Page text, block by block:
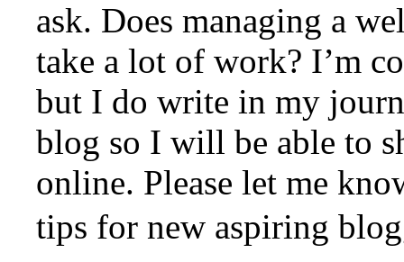
ask. Does managing a
take a lot of work? I’m
but I do write in my
blog so I will be able to
online. Please let me
tips for new aspiring